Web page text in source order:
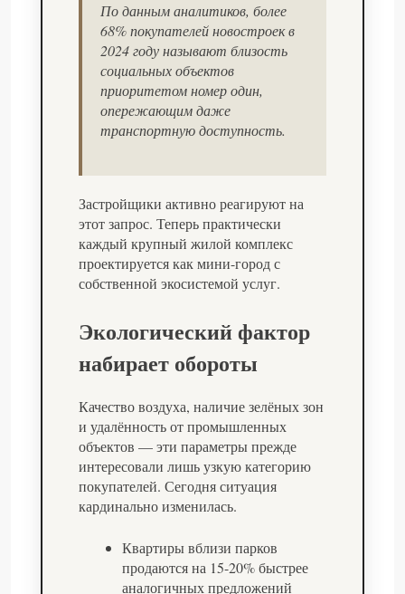
По данным аналитиков, более
68% покупателей новостроек в
2024 году называют близость
социальных объектов
приоритетом номер один,
опережающим даже
транспортную доступность.
Застройщики активно реагируют на
этот запрос. Теперь практически
каждый крупный жилой комплекс
проектируется как мини-город с
собственной экосистемой услуг.
Экологический фактор
набирает обороты
Качество воздуха, наличие зелёных зон
и удалённость от промышленных
объектов — эти параметры прежде
интересовали лишь узкую категорию
покупателей. Сегодня ситуация
кардинально изменилась.
Квартиры вблизи парков
продаются на 15-20% быстрее
аналогичных предложений